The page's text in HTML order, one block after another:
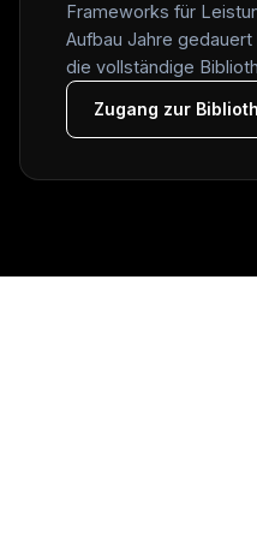
Frameworks für
Aufbau Jahre
die vollständige
Zugang zur